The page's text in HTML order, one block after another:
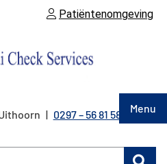
Patiëntenomgeving
Menu
Tel:
0297 – 56 81 58